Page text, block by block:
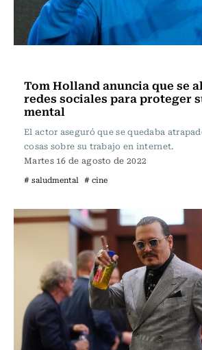
Tom Holland anuncia que se
redes sociales para proteger
mental
El actor aseguró que se quedaba
cosas sobre su trabajo en internet.
Martes 16 de agosto de 2022
# saludmental # cine